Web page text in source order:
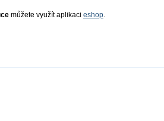
můžete využít aplikaci eshop.